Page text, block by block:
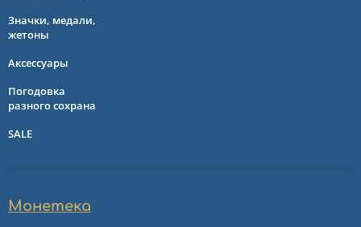
Значки, медали,
жетоны
Аксессуары
Погодовка
разного сохрана
SALE
Монетека